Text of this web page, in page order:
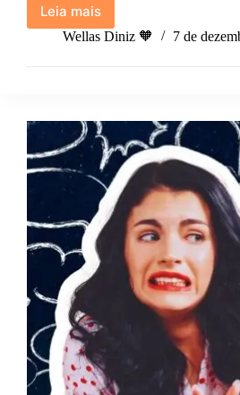
Leia mais
Opinião:
O
realmente
Natal.
Wellas Diniz 🧡 7 de